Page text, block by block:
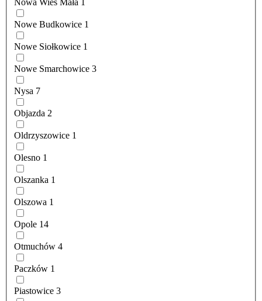
Nowa Wieś Mała
Nowe Budkowice 1
Nowe Siołkowice 1
Nowe Smarchowice 3
Nysa 7
Objazda 2
Oldrzyszowice 1
Olesno 1
Olszanka 1
Olszowa 1
Opole 14
Otmuchów 4
Paczków 1
Piastowice 3